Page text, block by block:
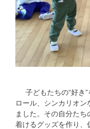
子どもたちの“好き”
ロール、シンカリオン
ました。その自分た
着けるグッズを作り、